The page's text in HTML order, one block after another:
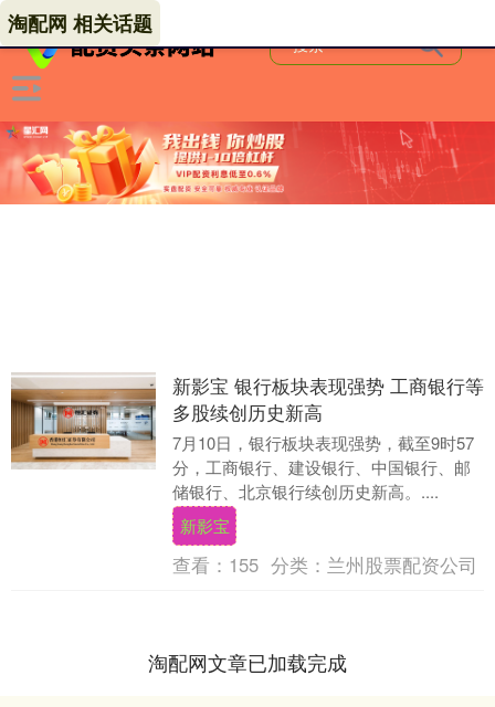
淘配网 相关话题
新影宝 银行板块表现强势 工商银行等
多股续创历史新高
7月10日，银行板块表现强势，截至9时57
分，工商银行、建设银行、中国银行、邮
储银行、北京银行续创历史新高。....
新影宝
查看： 155 分类： 兰州股票配资公司
淘配网文章已加载完成